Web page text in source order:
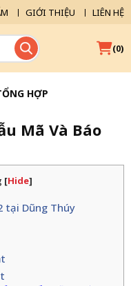
GIỚI THIỆU LIÊN HỆ
(0)
HỢP
Mã Và Báo
[Hide]
tại Dũng Thúy